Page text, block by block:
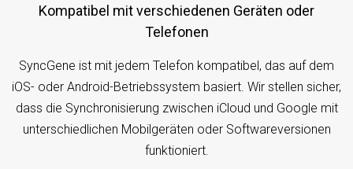
Kompatibel mit verschiedenen Geräten oder
Telefonen
SyncGene ist mit jedem Telefon kompatibel, das auf dem
iOS- oder Android-Betriebssystem basiert. Wir stellen sicher,
dass die Synchronisierung zwischen iCloud und Google mit
unterschiedlichen Mobilgeräten oder Softwareversionen
funktioniert.